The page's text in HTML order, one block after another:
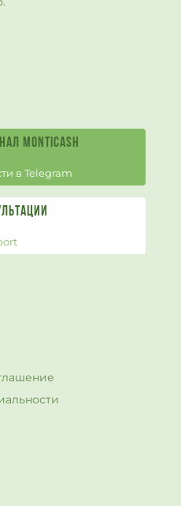
Monticash
в Telegram